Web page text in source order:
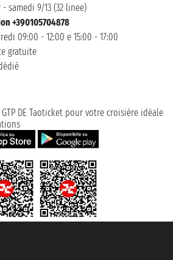
samedi 9/13 (32 linee)
+390105704878
09:00 - 12:00 e 15:00 - 17:00
gratuite
DE Taoticket pour votre croisière idéale